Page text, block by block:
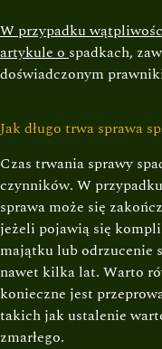
W przypadku
artykule ospadkach,
doświadczonym
Jak długo trwa sprawa
Czas trwania sprawy
czynników. W
sprawa może się
jeżeli pojawią się
majątku lub odrzucenie
nawet kilka lat. Warto
konieczne jest
takich jak ustalenie
zmarłego.